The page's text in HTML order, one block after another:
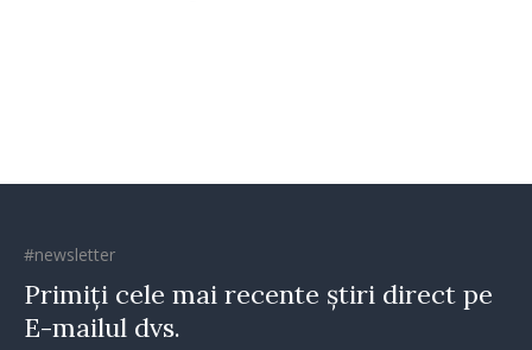
#newsletter
Primiți cele mai recente știri direct pe
E-mailul dvs.